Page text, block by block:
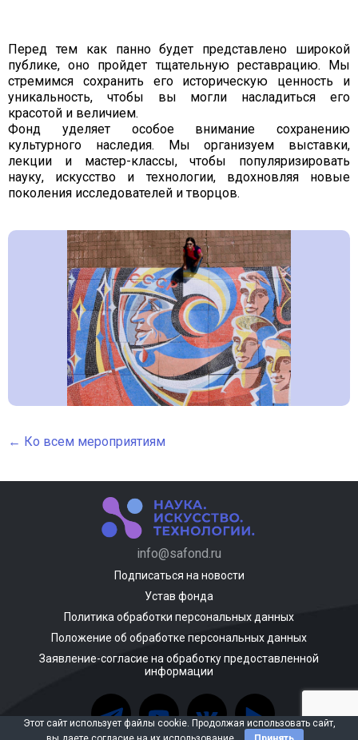
Перед тем как панно будет представлено широкой
публике, оно пройдет тщательную реставрацию. Мы
стремимся сохранить его историческую ценность и
уникальность, чтобы вы могли насладиться его
красотой и величием.
Фонд уделяет особое внимание сохранению
культурного наследия. Мы организуем выставки,
лекции и мастер-классы, чтобы популяризировать
науку, искусство и технологии, вдохновляя новые
поколения исследователей и творцов.
← Ко всем мероприятиям
info@safond.ru
Подписаться на новости
Устав фонда
Политика обработки персональных данных
Положение об обработке персональных данных
Заявление-согласие на обработку предоставленной
информации
Этот сайт использует файлы cookie. Продолжая использовать сайт,